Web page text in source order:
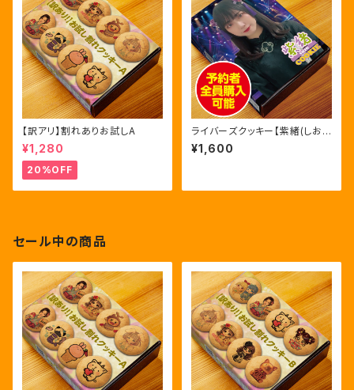
【訳アリ】割れありお試しA
¥1,280
20%OFF
ライバーズクッキー【紫緒(しお)】
第三弾初回限定版
¥1,600
セール中の商品